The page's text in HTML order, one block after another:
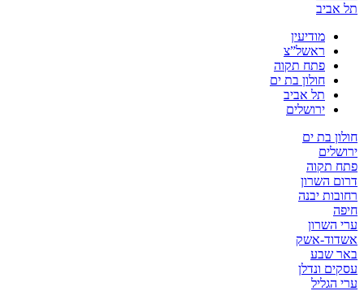
מודיעין
ראשל”צ
פתח תקוה
חולון בת ים
תל אביב
ירושלים
בת ים
יבנה
אשק
ונדלן